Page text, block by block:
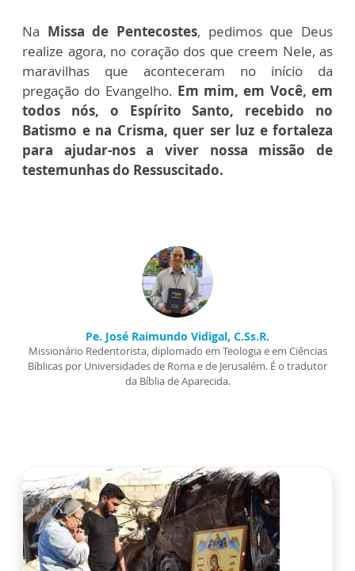
Na Missa de Pentecostes, pedimos que Deus
realize agora, no coração dos que creem Nele, as
maravilhas que aconteceram no início da
pregação do Evangelho. Em mim, em Você, em
todos nós, o Espírito Santo, recebido no
Batismo e na Crisma, quer ser luz e fortaleza
para ajudar-nos a viver nossa missão de
testemunhas do Ressuscitado.
Pe. José Raimundo Vidigal, C.Ss.R.
Missionário Redentorista, diplomado em Teologia e em Ciências
Bíblicas por Universidades de Roma e de Jerusalém. É o tradutor
da Bíblia de Aparecida.